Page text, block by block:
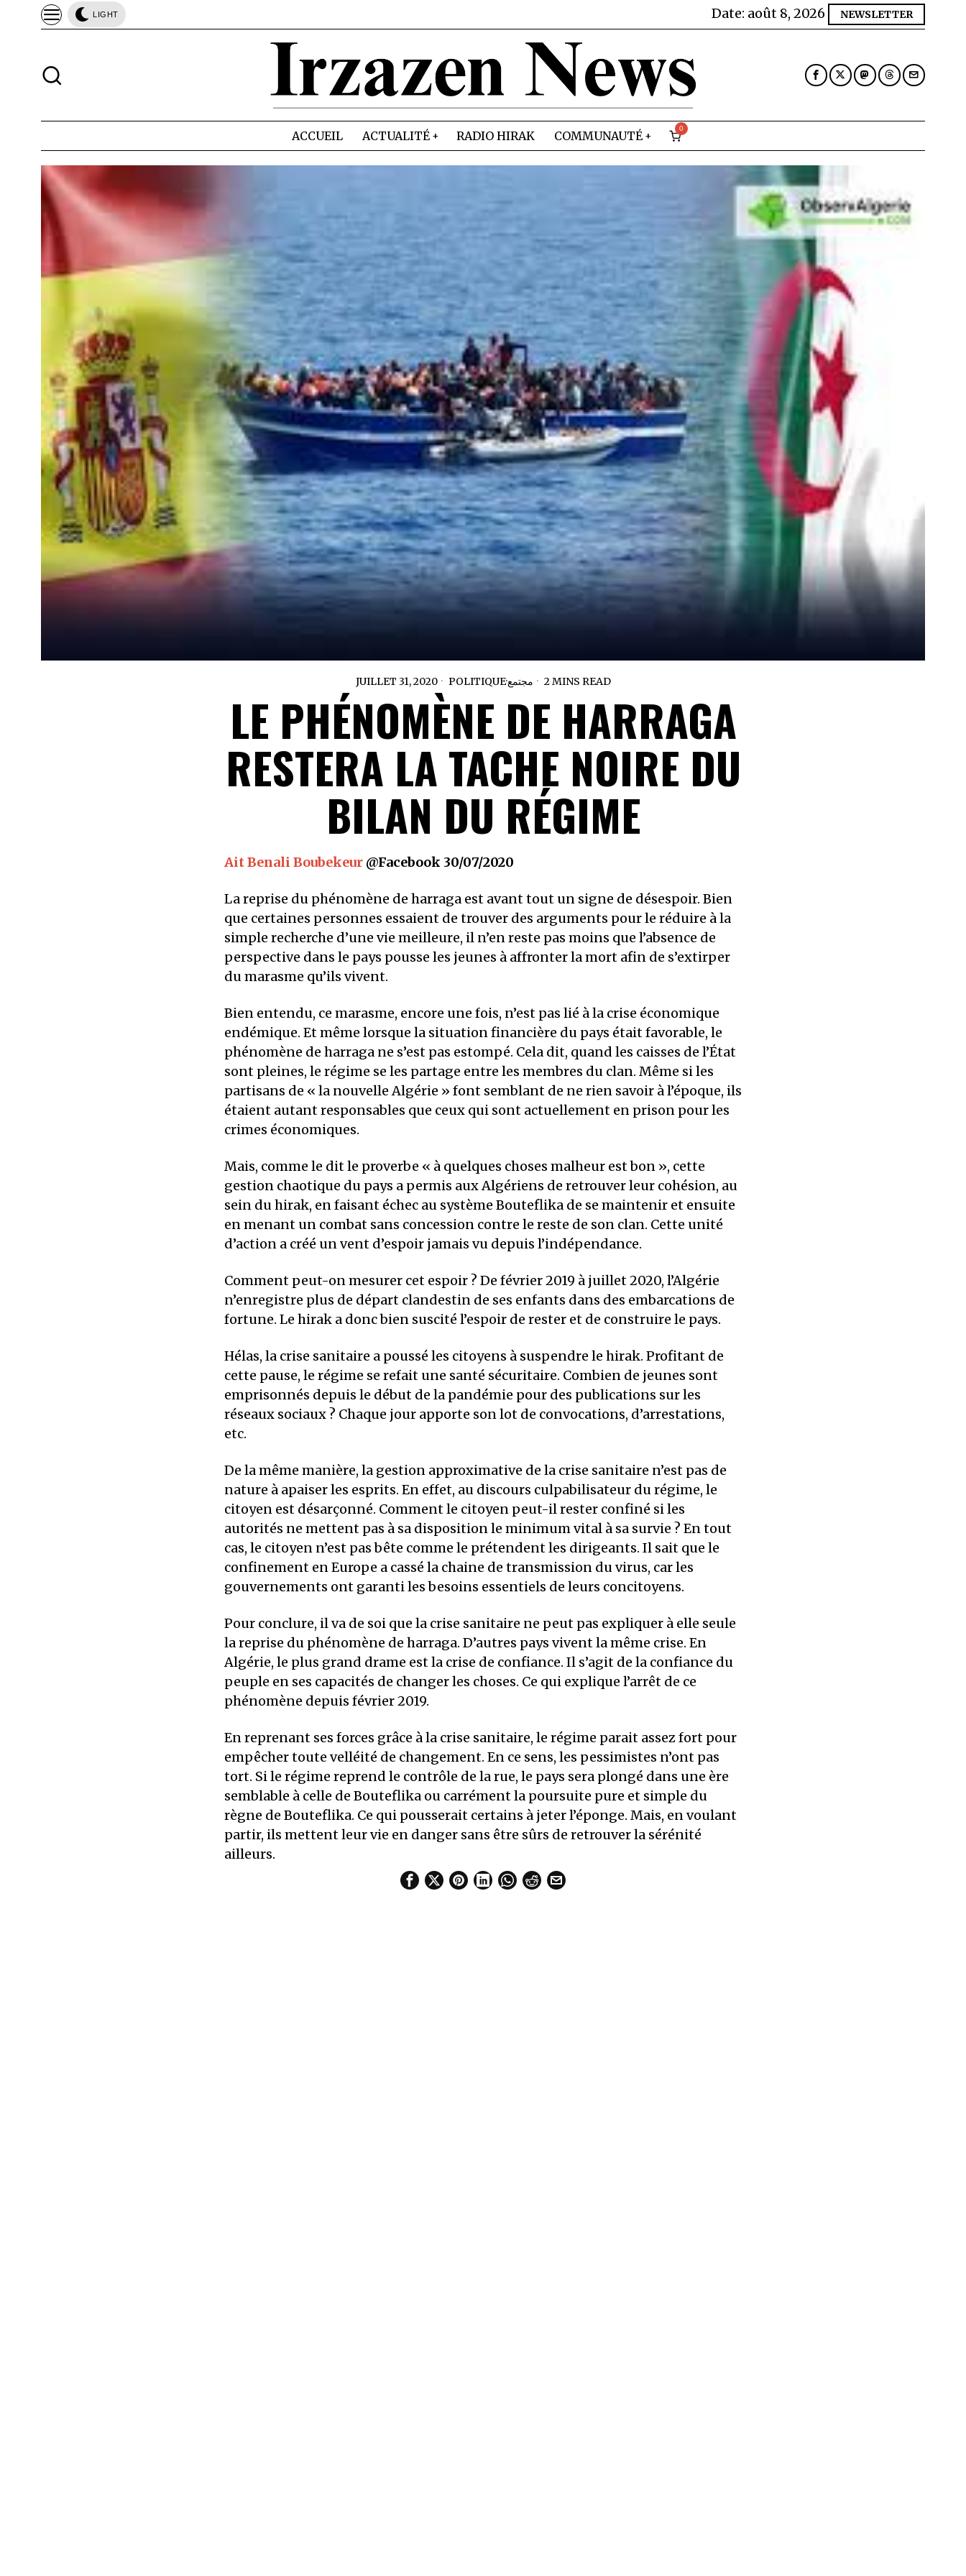
LIGHT Date: août 8, 2026 NEWSLETTER
ACCUEIL ACTUALITÉ RADIO HIRAK COMMUNAUTÉ
0
JUILLET 31, 2020 POLITIQUE·مجتمع 2 MINS READ
LE PHÉNOMÈNE DE HARRAGA
RESTERA LA TACHE NOIRE DU
BILAN DU RÉGIME
Ait Benali Boubekeur @Facebook 30/07/2020
La reprise du phénomène de harraga est avant tout un signe de désespoir. Bien
que certaines personnes essaient de trouver des arguments pour le réduire à la
simple recherche d’une vie meilleure, il n’en reste pas moins que l’absence de
perspective dans le pays pousse les jeunes à affronter la mort afin de s’extirper
du marasme qu’ils vivent.
Bien entendu, ce marasme, encore une fois, n’est pas lié à la crise économique
endémique. Et même lorsque la situation financière du pays était favorable, le
phénomène de harraga ne s’est pas estompé. Cela dit, quand les caisses de l’État
sont pleines, le régime se les partage entre les membres du clan. Même si les
partisans de « la nouvelle Algérie » font semblant de ne rien savoir à l’époque, ils
étaient autant responsables que ceux qui sont actuellement en prison pour les
crimes économiques.
Mais, comme le dit le proverbe « à quelques choses malheur est bon », cette
gestion chaotique du pays a permis aux Algériens de retrouver leur cohésion, au
sein du hirak, en faisant échec au système Bouteflika de se maintenir et ensuite
en menant un combat sans concession contre le reste de son clan. Cette unité
d’action a créé un vent d’espoir jamais vu depuis l’indépendance.
Comment peut-on mesurer cet espoir ? De février 2019 à juillet 2020, l’Algérie
n’enregistre plus de départ clandestin de ses enfants dans des embarcations de
fortune. Le hirak a donc bien suscité l’espoir de rester et de construire le pays.
Hélas, la crise sanitaire a poussé les citoyens à suspendre le hirak. Profitant de
cette pause, le régime se refait une santé sécuritaire. Combien de jeunes sont
emprisonnés depuis le début de la pandémie pour des publications sur les
réseaux sociaux ? Chaque jour apporte son lot de convocations, d’arrestations,
etc.
De la même manière, la gestion approximative de la crise sanitaire n’est pas de
nature à apaiser les esprits. En effet, au discours culpabilisateur du régime, le
citoyen est désarçonné. Comment le citoyen peut-il rester confiné si les
autorités ne mettent pas à sa disposition le minimum vital à sa survie ? En tout
cas, le citoyen n’est pas bête comme le prétendent les dirigeants. Il sait que le
confinement en Europe a cassé la chaine de transmission du virus, car les
gouvernements ont garanti les besoins essentiels de leurs concitoyens.
Pour conclure, il va de soi que la crise sanitaire ne peut pas expliquer à elle seule
la reprise du phénomène de harraga. D’autres pays vivent la même crise. En
Algérie, le plus grand drame est la crise de confiance. Il s’agit de la confiance du
peuple en ses capacités de changer les choses. Ce qui explique l’arrêt de ce
phénomène depuis février 2019.
En reprenant ses forces grâce à la crise sanitaire, le régime parait assez fort pour
empêcher toute velléité de changement. En ce sens, les pessimistes n’ont pas
tort. Si le régime reprend le contrôle de la rue, le pays sera plongé dans une ère
semblable à celle de Bouteflika ou carrément la poursuite pure et simple du
règne de Bouteflika. Ce qui pousserait certains à jeter l’éponge. Mais, en voulant
partir, ils mettent leur vie en danger sans être sûrs de retrouver la sérénité
ailleurs.